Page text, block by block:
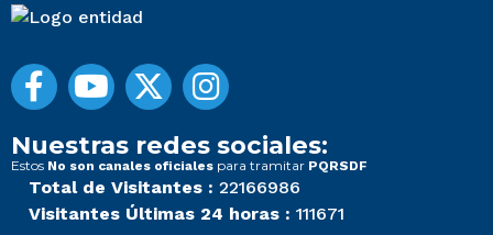
Nuestras redes sociales:
Estos No son canales oficiales para tramitar PQRSDF
Total de Visitantes : 22166986
Visitantes Últimas 24 horas : 111671